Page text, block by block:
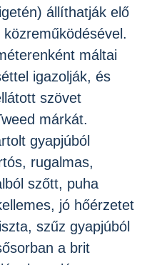
állíthatják elő
máltai
igazolják, és
szövet
márkát.
gyapjúból
rugalmas,
szőtt, puha
jó hőérzetet
szűz gyapjúból
a brit